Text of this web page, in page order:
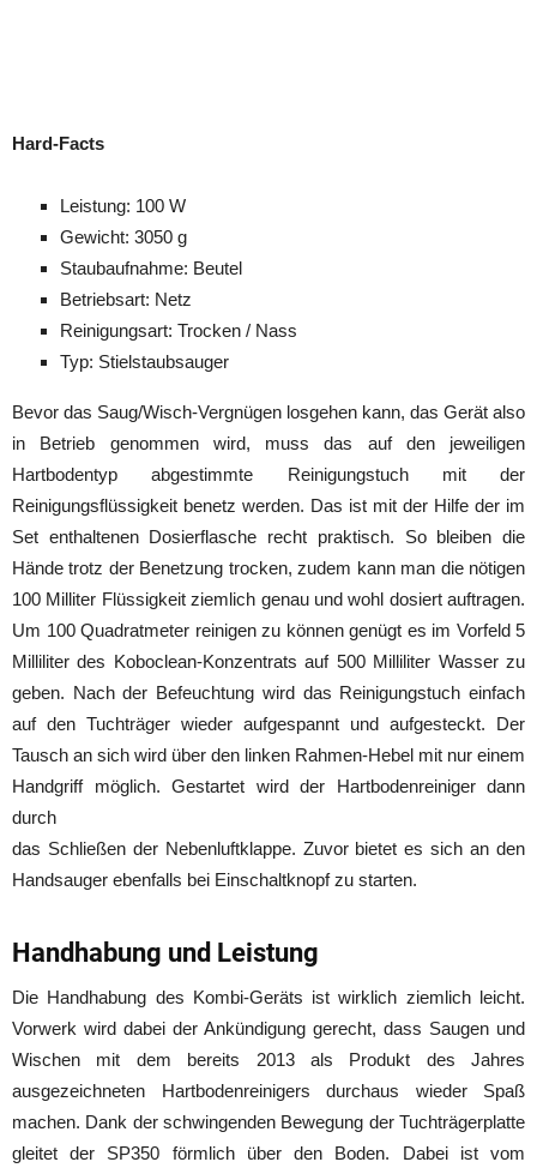
Hard-Facts
Leistung: 100 W
Gewicht: 3050 g
Staubaufnahme: Beutel
Betriebsart: Netz
Reinigungsart: Trocken / Nass
Typ: Stielstaubsauger
Bevor das Saug/Wisch-Vergnügen losgehen kann, das Gerät also
in Betrieb genommen wird, muss das auf den jeweiligen
Hartbodentyp abgestimmte Reinigungstuch mit der
Reinigungsflüssigkeit benetz werden. Das ist mit der Hilfe der im
Set enthaltenen Dosierflasche recht praktisch. So bleiben die
Hände trotz der Benetzung trocken, zudem kann man die nötigen
100 Milliter Flüssigkeit ziemlich genau und wohl dosiert auftragen.
Um 100 Quadratmeter reinigen zu können genügt es im Vorfeld 5
Milliliter des Koboclean-Konzentrats auf 500 Milliliter Wasser zu
geben. Nach der Befeuchtung wird das Reinigungstuch einfach
auf den Tuchträger wieder aufgespannt und aufgesteckt. Der
Tausch an sich wird über den linken Rahmen-Hebel mit nur einem
Handgriff möglich. Gestartet wird der Hartbodenreiniger dann
durch
das Schließen der Nebenluftklappe. Zuvor bietet es sich an den
Handsauger ebenfalls bei Einschaltknopf zu starten.
Handhabung und Leistung
Die Handhabung des Kombi-Geräts ist wirklich ziemlich leicht.
Vorwerk wird dabei der Ankündigung gerecht, dass Saugen und
Wischen mit dem bereits 2013 als Produkt des Jahres
ausgezeichneten Hartbodenreinigers durchaus wieder Spaß
machen. Dank der schwingenden Bewegung der Tuchträgerplatte
gleitet der SP350 förmlich über den Boden. Dabei ist vom